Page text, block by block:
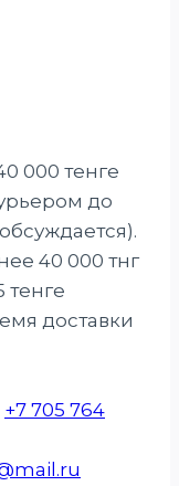
000 тенге
до
40 000 тнг
тенге
доставки
+7 705 764